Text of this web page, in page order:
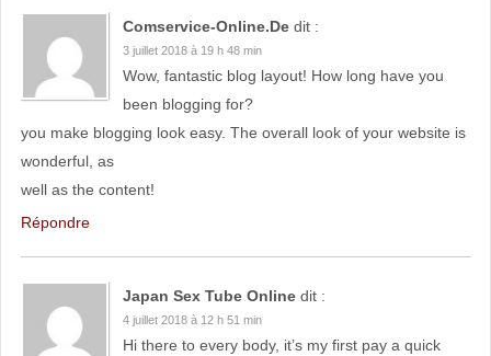
Comservice-Online.De dit :
3 juillet 2018 à 19 h 48 min
Wow, fantastic blog layout! How long have you
been blogging for?
you make blogging look easy. The overall look of your website is
wonderful, as
well as the content!
Répondre
Japan Sex Tube Online dit :
4 juillet 2018 à 12 h 51 min
Hi there to every body, it’s my first pay a quick